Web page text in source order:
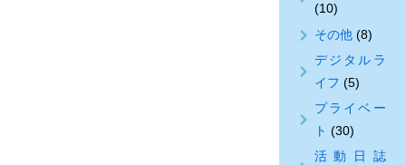
(10)
その他(8)
デジタルラ
イフ (5)
プライベー
ト (30)
活動日誌